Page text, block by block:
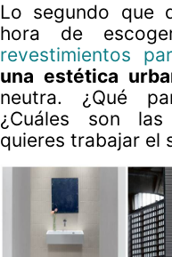
Lo segundo que
hora de
revestimientos
una estética
neutra. ¿Qué
¿Cuáles son las
quieres trabajar el